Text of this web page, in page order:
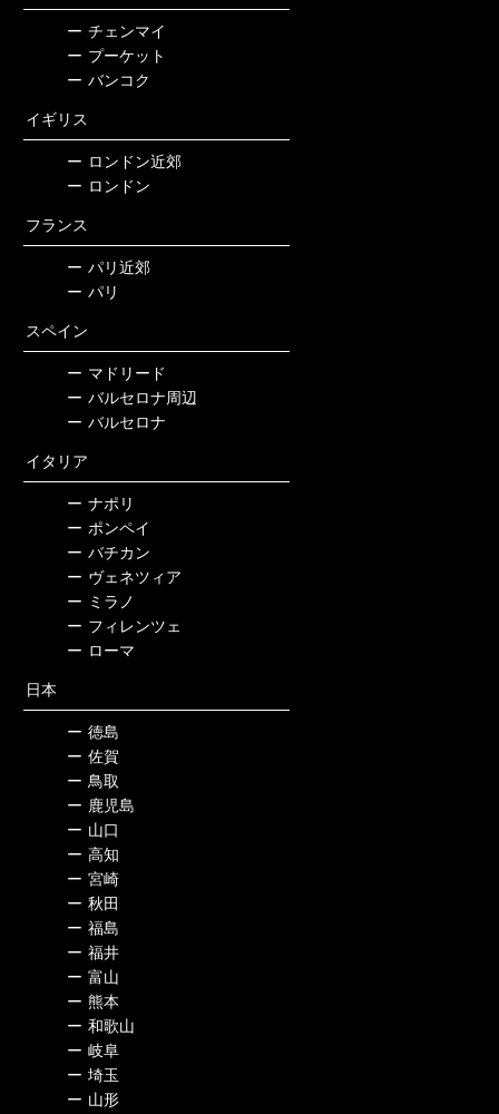
ー チェンマイ
ー プーケット
ー バンコク
イギリス
ー ロンドン近郊
ー ロンドン
フランス
ー パリ近郊
ー パリ
スペイン
ー マドリード
ー バルセロナ周辺
ー バルセロナ
イタリア
ー ナポリ
ー ポンペイ
ー バチカン
ー ヴェネツィア
ー ミラノ
ー フィレンツェ
ー ローマ
日本
ー 徳島
ー 佐賀
ー 鳥取
ー 鹿児島
ー 山口
ー 高知
ー 宮崎
ー 秋田
ー 福島
ー 福井
ー 富山
ー 熊本
ー 和歌山
ー 岐阜
ー 埼玉
ー 山形